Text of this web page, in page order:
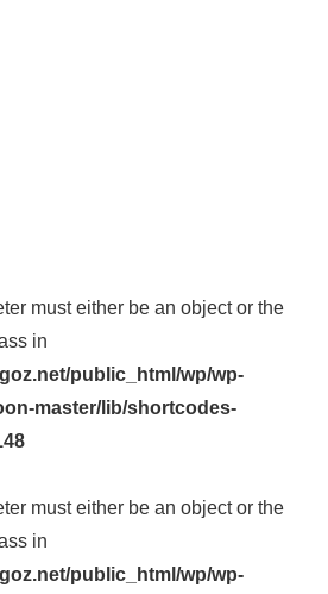
must either be an object or the
in
public_html/wp/wp-
master/lib/shortcodes-
must either be an object or the
in
public_html/wp/wp-